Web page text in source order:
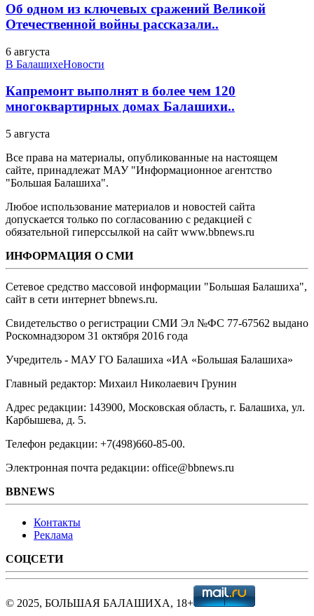
Об одном из ключевых сражений Великой
Отечественной войны рассказали..
6 августа
В БалашихеНовости
Капремонт выполнят в более чем 120
многоквартирных домах Балашихи..
5 августа
Все права на материалы, опубликованные на настоящем
сайте, принадлежат МАУ "Информационное агентство
"Большая Балашиха".
Любое использование материалов и новостей сайта
допускается только по согласованию с редакцией с
обязательной гиперссылкой на сайт www.bbnews.ru
ИНФОРМАЦИЯ О СМИ
Сетевое средство массовой информации "Большая Балашиха",
сайт в сети интернет bbnews.ru.
Свидетельство о регистрации СМИ Эл №ФС ‎77-67562 выдано
Роскомнадзором 31 октября 2016 года
Учредитель - МАУ ГО Балашиха «ИА «Большая Балашиха»
Главный редактор: Михаил Николаевич Грунин
Адрес редакции: 143900, Московская область, г. Балашиха, ул.
Карбышева, д. 5.
Телефон редакции: +7(498)660-85-00.
Электронная почта редакции: office@bbnews.ru
BBNEWS
Контакты
Реклама
СОЦСЕТИ
© 2025, БОЛЬШАЯ БАЛАШИХА, 18+